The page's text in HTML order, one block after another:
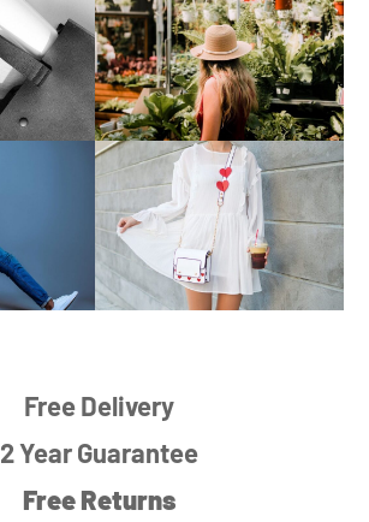
Free Delivery
2 Year Guarantee
Free Returns